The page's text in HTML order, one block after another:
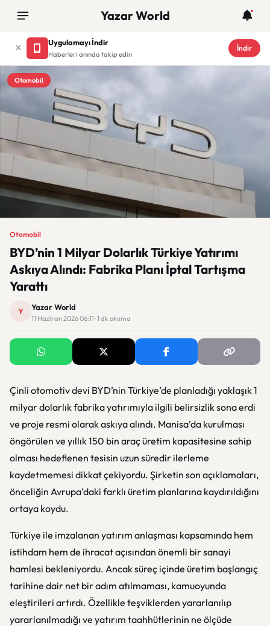
Yazar World
Uygulamayı İndir
Haberleri anında takip edin
İndir
Otomobil
Otomobil
BYD’nin 1 Milyar Dolarlık Türkiye Yatırımı
Askıya Alındı: Fabrika Planı İptal Tartışma
Yarattı
Y Yazar World
11 Haziran 2026 06:11 · 1 dk okuma
Çinli otomotiv devi BYD’nin Türkiye’de planladığı yaklaşık 1
milyar dolarlık fabrika yatırımıyla ilgili belirsizlik sona erdi
ve proje resmi olarak askıya alındı. Manisa’da kurulması
öngörülen ve yıllık 150 bin araç üretim kapasitesine sahip
olması hedeflenen tesisin uzun süredir ilerleme
kaydetmemesi dikkat çekiyordu. Şirketin son açıklamaları,
önceliğin Avrupa’daki farklı üretim planlarına kaydırıldığını
ortaya koydu.
Türkiye ile imzalanan yatırım anlaşması kapsamında hem
istihdam hem de ihracat açısından önemli bir sanayi
hamlesi bekleniyordu. Ancak süreç içinde üretim başlangıç
tarihine dair net bir adım atılmaması, kamuoyunda
eleştirileri artırdı. Özellikle teşviklerden yararlanılıp
yararlanılmadığı ve yatırım taahhütlerinin ne ölçüde